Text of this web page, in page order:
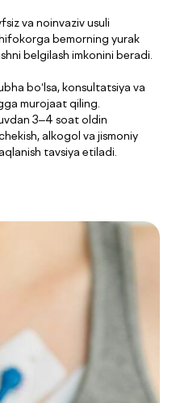
va noinvaziv usuli
bemorning yurak
belgilash imkonini beradi.
bo‘lsa, konsultatsiya va
murojaat qiling.
3–4 soat oldin
alkogol va jismoniy
tavsiya etiladi.